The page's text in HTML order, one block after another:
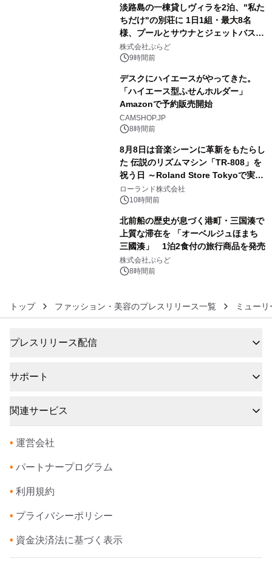
淡路島の一棟貸しヴィラを2泊、"私た
ちだけ"の別荘に 1日1組・最大8名
様、プールとサウナとジェットバス付
きで Villa Mon Temps AWAJIの連泊
素泊りプラン
株式会社ぷらど
9時間前
デスクにハイエースがやってきた。
「ハイエース型ふせんホルダー」
Amazonで予約販売開始
CAMSHOP.JP
8時間前
8月8日は音楽シーンに革新をもたらし
た 伝説のリズムマシン「TR-808」を
祝う日 ～Roland Store Tokyoで実機
を展示しての 記念キャンペーンを開
催 英国ラジオ「NTS」の 特別プログ
ラムや、「TR-808」を愛する伝説的
アーティストを フィーチャーしたアニ
メーションを公開～
ローランド株式会社
10時間前
北前船の歴史が息づく港町・三国湊で
上質な滞在を 「オーベルジュほまち
三國湊」 1泊2食付の旅行商品を発売
株式会社ぷらど
8時間前
トップ ファッション・美容のプレスリリース一覧 ミュー
プレスリリース配信
サポート
関連サービス
• 運営会社
• パートナープログラム
• 利用規約
• プライバシーポリシー
• 資金決済法に基づく表示